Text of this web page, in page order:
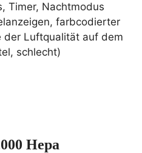
Timer, Nachtmodus
farbcodierter
der Luftqualität auf dem
schlecht)
Hepa